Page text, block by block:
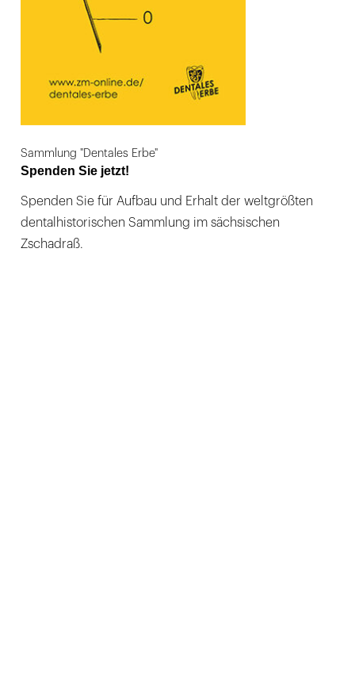
Sammlung "Dentales Erbe"
Spenden Sie jetzt!
Spenden Sie für Aufbau und Erhalt der weltgrößten
dentalhistorischen Sammlung im sächsischen
Zschadraß.